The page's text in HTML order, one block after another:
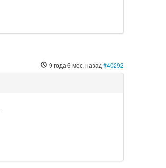
9 года 6 мес. назад #40292